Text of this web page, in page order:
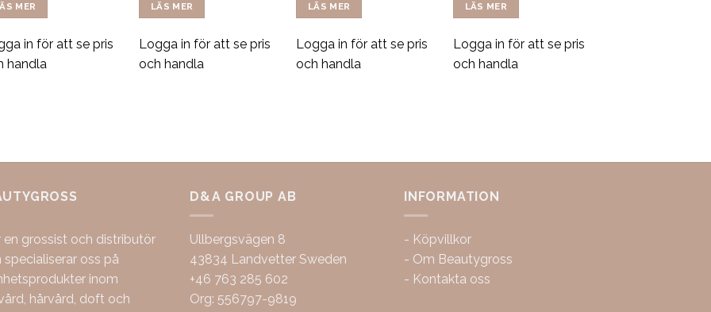
MER
in för att se pris
handla
LÄS MER
Logga in för att se pris
och handla
LÄS MER
Logga in för att se pris
och handla
LÄS MER
Logga in för att se pris
och handla
en grossist och distributör
specialiserar oss på
inom
hårvård, doft och
D&A GROUP AB
Ullbergsvägen 8
43834 Landvetter Sweden
+46 763 285 602
Org: 556797-9819
INFORMATION
- Köpvillkor
- Om Beautygross
- Kontakta oss